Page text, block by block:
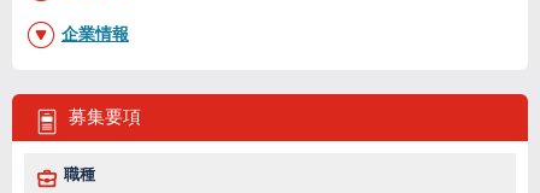
募集要項
職種
企業情報